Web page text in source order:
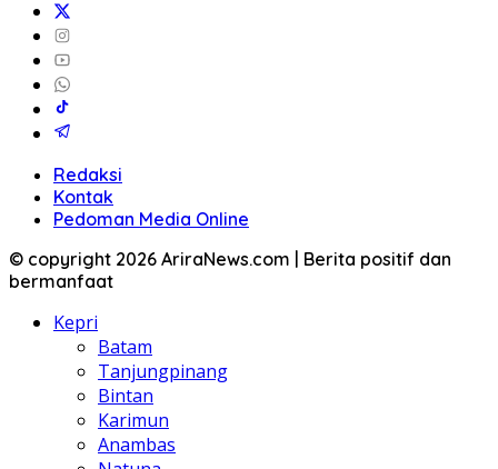
Redaksi
Kontak
Pedoman Media Online
© copyright 2026 AriraNews.com | Berita positif dan
bermanfaat
Kepri
Batam
Tanjungpinang
Bintan
Karimun
Anambas